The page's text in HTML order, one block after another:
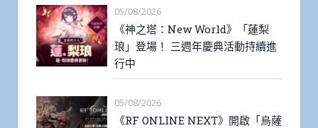
05/08/2026
《神之塔：New World》「蓮梨
琅」登場！ 三週年慶典活動持續進
行中
05/08/2026
《RF ONLINE NEXT》開啟「烏薩